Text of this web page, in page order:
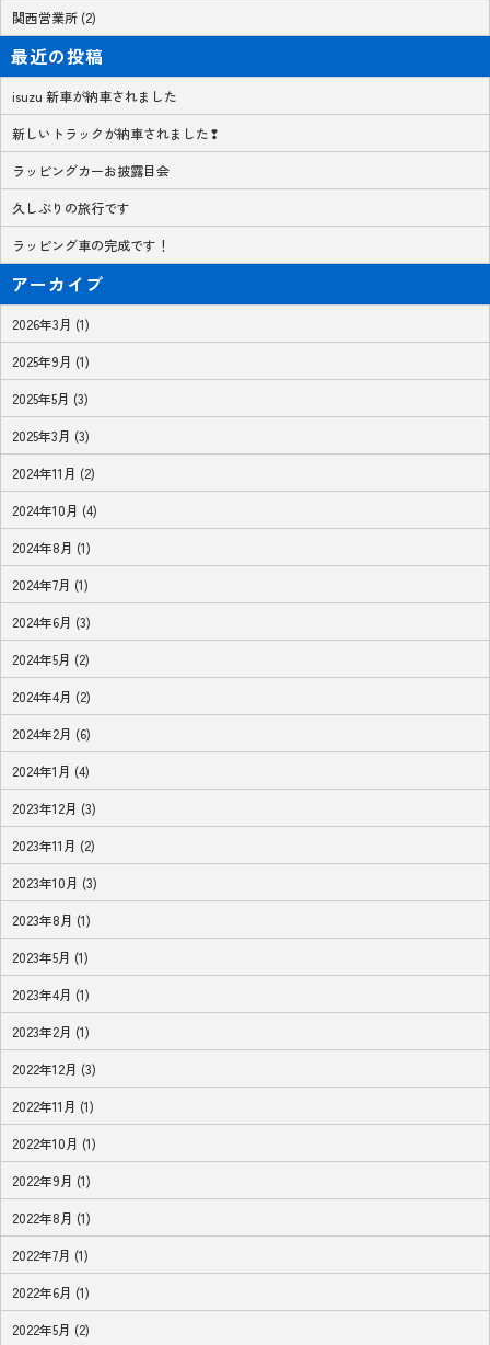
関西営業所 (2)
最近の投稿
isuzu 新車が納車されました
新しいトラックが納車されました❢
ラッピングカーお披露目会
久しぶりの旅行です
ラッピング車の完成です！
アーカイブ
2026年3月 (1)
2025年9月 (1)
2025年5月 (3)
2025年3月 (3)
2024年11月 (2)
2024年10月 (4)
2024年8月 (1)
2024年7月 (1)
2024年6月 (3)
2024年5月 (2)
2024年4月 (2)
2024年2月 (6)
2024年1月 (4)
2023年12月 (3)
2023年11月 (2)
2023年10月 (3)
2023年8月 (1)
2023年5月 (1)
2023年4月 (1)
2023年2月 (1)
2022年12月 (3)
2022年11月 (1)
2022年10月 (1)
2022年9月 (1)
2022年8月 (1)
2022年7月 (1)
2022年6月 (1)
2022年5月 (2)